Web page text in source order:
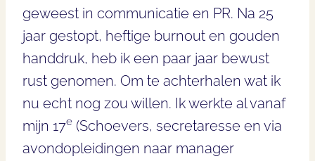
geweest in communicatie en PR. Na 25
jaar gestopt, heftige burnout en gouden
handdruk, heb ik een paar jaar bewust
rust genomen. Om te achterhalen wat ik
nu echt nog zou willen. Ik werkte al vanaf
mijn 17e (Schoevers, secretaresse en via
avondopleidingen naar manager